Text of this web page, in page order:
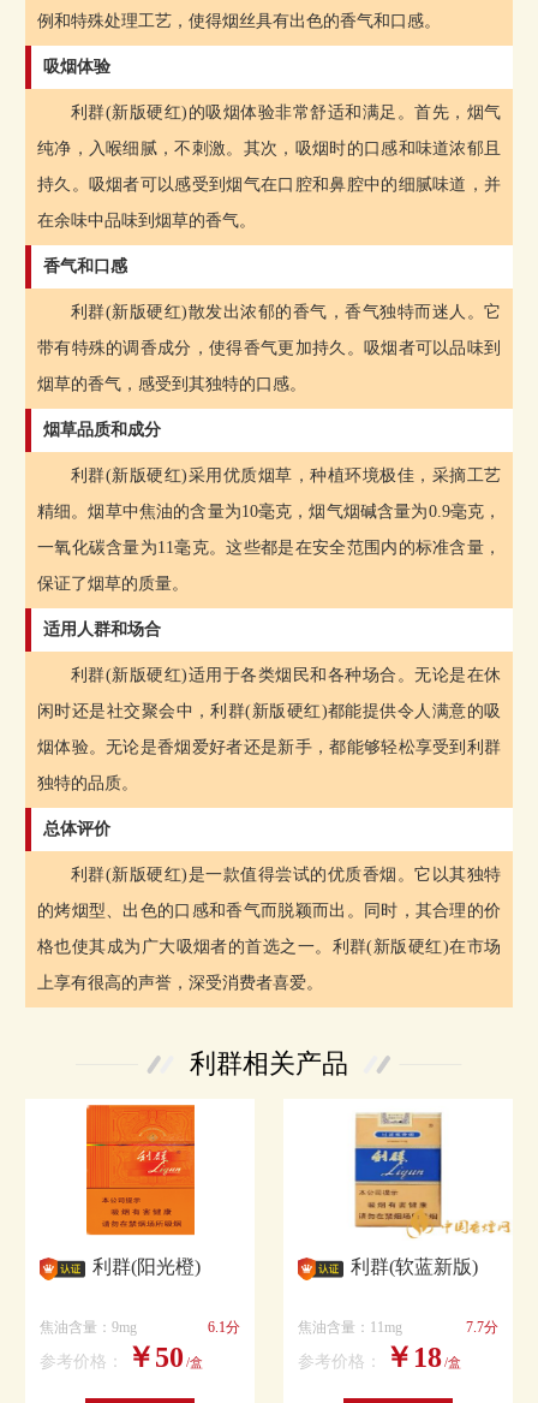
例和特殊处理工艺，使得烟丝具有出色的香气和口感。
吸烟体验
利群(新版硬红)的吸烟体验非常舒适和满足。首先，烟气
纯净，入喉细腻，不刺激。其次，吸烟时的口感和味道浓郁且
持久。吸烟者可以感受到烟气在口腔和鼻腔中的细腻味道，并
在余味中品味到烟草的香气。
香气和口感
利群(新版硬红)散发出浓郁的香气，香气独特而迷人。它
带有特殊的调香成分，使得香气更加持久。吸烟者可以品味到
烟草的香气，感受到其独特的口感。
烟草品质和成分
利群(新版硬红)采用优质烟草，种植环境极佳，采摘工艺
精细。烟草中焦油的含量为10毫克，烟气烟碱含量为0.9毫克，
一氧化碳含量为11毫克。这些都是在安全范围内的标准含量，
保证了烟草的质量。
适用人群和场合
利群(新版硬红)适用于各类烟民和各种场合。无论是在休
闲时还是社交聚会中，利群(新版硬红)都能提供令人满意的吸
烟体验。无论是香烟爱好者还是新手，都能够轻松享受到利群
独特的品质。
总体评价
利群(新版硬红)是一款值得尝试的优质香烟。它以其独特
的烤烟型、出色的口感和香气而脱颖而出。同时，其合理的价
格也使其成为广大吸烟者的首选之一。利群(新版硬红)在市场
上享有很高的声誉，深受消费者喜爱。
利群相关产品
利群(阳光橙)
焦油含量：9mg 6.1分
参考价格： ￥50 /盒
利群(软蓝新版)
焦油含量：11mg 7.7分
参考价格： ￥18/盒